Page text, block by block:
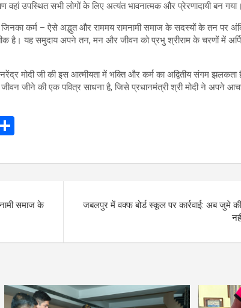
उपस्थित सभी लोगों के लिए अत्यंत भावनात्मक और प्रेरणादायी बन गया।
जिनका कर्म – ऐसे अद्भुत और राममय रामनामी समाज के सदस्यों के तन पर
है। यह समुदाय अपने तन, मन और जीवन को प्रभु श्रीराम के चरणों में
मोदी जी की इस आत्मीयता में भक्ति और कर्म का अद्वितीय संगम
जीने की एक पवित्र साधना है, जिसे प्रधानमंत्री श्री मोदी ने अपने
ar
समाज के
जबलपुर में वक्फ बोर्ड स्कूल पर कार्रवाई: अब जुमे